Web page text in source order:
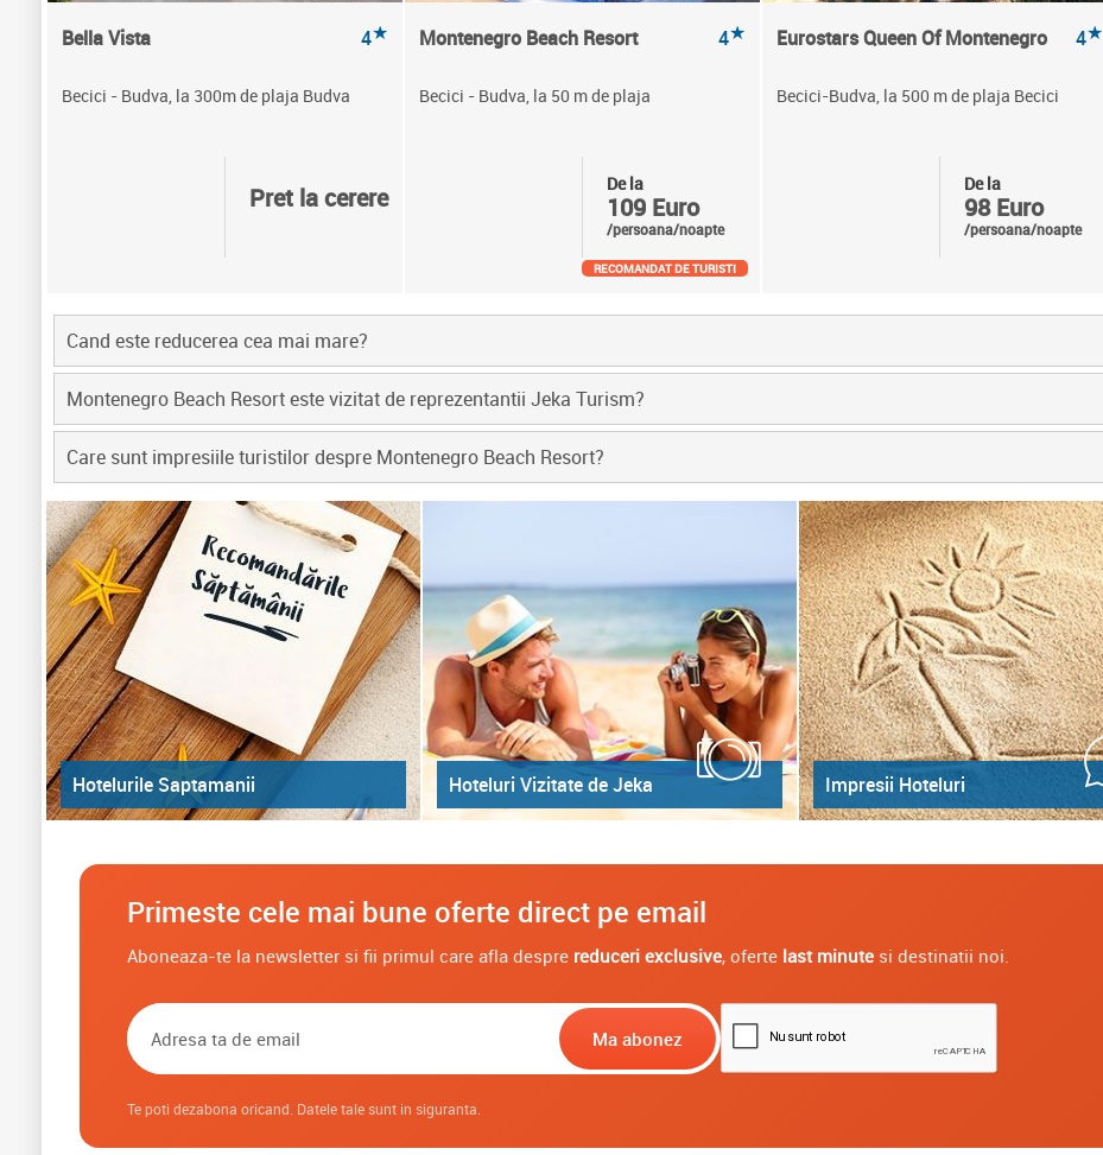
Bella Vista 4★
Becici - Budva, la 300m de plaja Budva
Pret la cerere
Montenegro Beach Resort 4★
Becici - Budva, la 50 m de plaja
De la
109 Euro
/persoana/noapte
RECOMANDAT DE TURISTI
Eurostars Queen Of Montenegro 4★
Becici-Budva, la 500 m de plaja Becici
De la
98 Euro
/persoana/noapte
Cand este reducerea cea mai mare?
Montenegro Beach Resort este vizitat de reprezentantii Jeka Turism?
Care sunt impresiile turistilor despre Montenegro Beach Resort?
Hotelurile Saptamanii Hoteluri Vizitate de Jeka Impresii Hoteluri
Primeste cele mai bune oferte direct pe email
Aboneaza-te la newsletter si fii primul care afla despre reduceri exclusive, oferte last minutesi destinatii noi.
Te poti dezabona oricand. Datele tale sunt in siguranta.